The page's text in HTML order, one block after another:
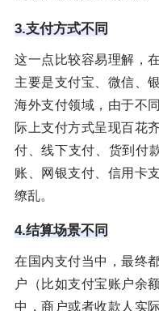
3.支付方式不同
这一点比较容易理解，
主要是支付宝、微信、
海外支付领域，由于不
际上支付方式呈现百花
付、线下支付、货到付
账、网银支付、信用卡
缭乱。
4.结算场景不同
在国内支付当中，最终
户（比如支付宝账户余
中，商户或者收款人实